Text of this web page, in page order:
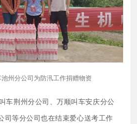
州分公司为防汛工作捐赠物资
车荆州分公司、万顺叫车安庆分公
司等分公司也在结束爱心送考工作